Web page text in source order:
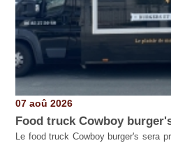
07 aoû 2026
Food truck Cowboy
Le food truck Cowboy burger's sera